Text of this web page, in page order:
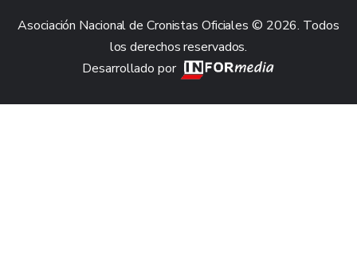
Asociación Nacional de Cronistas Oficiales © 2026. Todos
los derechos reservados.
Desarrollado por